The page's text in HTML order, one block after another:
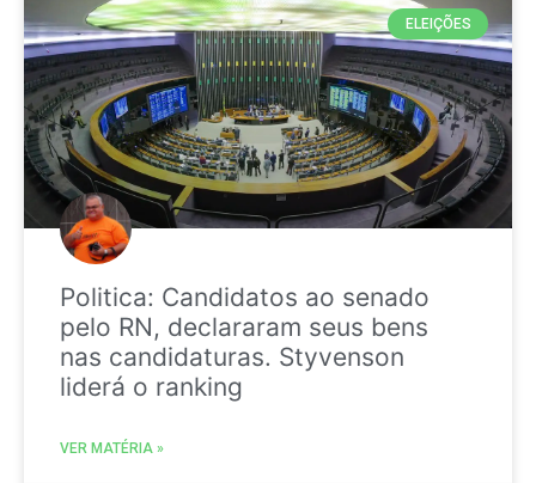
ELEIÇÕES
Politica: Candidatos ao senado
pelo RN, declararam seus bens
nas candidaturas. Styvenson
liderá o ranking
VER MATÉRIA »